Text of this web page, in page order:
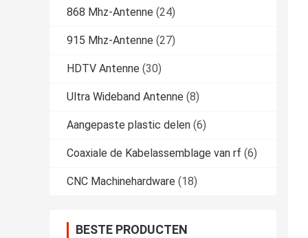
868 Mhz-Antenne (24)
915 Mhz-Antenne (27)
HDTV Antenne (30)
Ultra Wideband Antenne (8)
Aangepaste plastic delen (6)
Coaxiale de Kabelassemblage van rf (6)
CNC Machinehardware (18)
BESTE PRODUCTEN